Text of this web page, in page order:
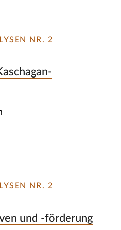
NR. 2
NR. 2
und -förderung